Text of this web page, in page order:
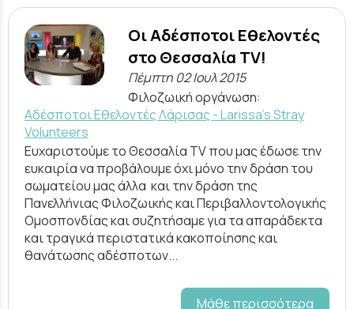
Οι Αδέσποτοι Εθελοντές
στο Θεσσαλία TV!
Πέμπτη 02 Ιουλ 2015
Φιλοζωική οργάνωση:
Αδέσποτοι Εθελοντές Λάρισας - Larissa's Stray
Volunteers
Ευχαριστούμε το Θεσσαλία TV που μας έδωσε την
ευκαιρία να προβάλουμε όχι μόνο την δράση του
σωματείου μας άλλα και την δράση της
Πανελλήνιας Φιλοζωικής και Περιβαλλοντολογικής
Ομοσπονδίας και συζητήσαμε για τα απαράδεκτα
και τραγικά περιστατικά κακοποίησης και
θανάτωσης αδέσποτων...
Μάθε περισσότερα